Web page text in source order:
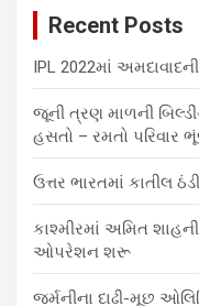
Recent Posts
IPL 2022માં
જૂની ત્રણ માળની
હસતો – રમતો પરિવાર
ઉત્તર ભારતમાં કાતીલ
કાશ્મીરમાં અમિત
ઓપરેશન શરૂ
જર્મનીના દાઢી-મૂછ